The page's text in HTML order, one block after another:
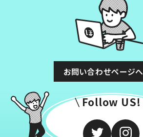
お問い合わせページへ
Follow US!